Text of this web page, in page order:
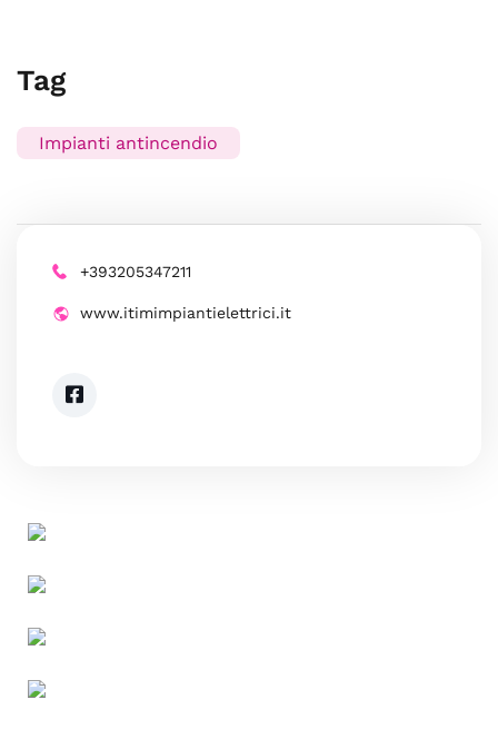
Tag
Impianti antincendio
+393205347211
www.itimimpiantielettrici.it